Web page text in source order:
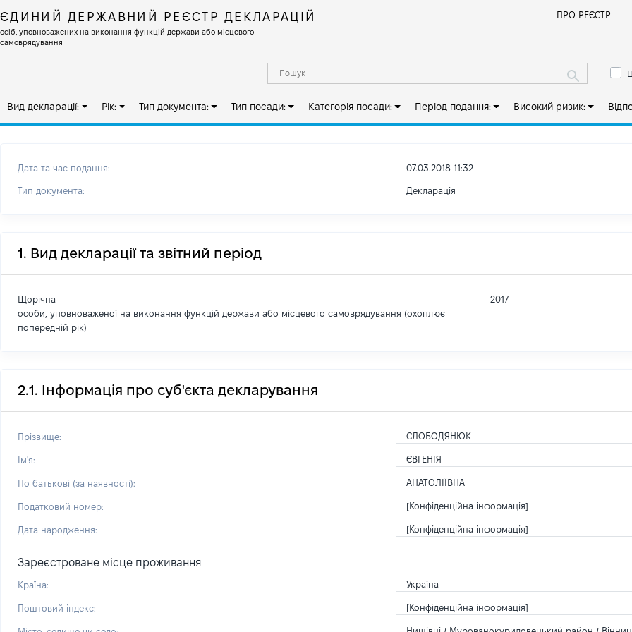
ЄДИНИЙ ДЕРЖАВНИЙ РЕЄСТР ДЕКЛАРАЦІЙ
осіб, уповноважених на виконання функцій держави або місцевого
самоврядування
ПРО РЕЄСТР
Вид декларації: Рік: Тип документа: Тип посади: Категорія посади: Період подання: Високий ризик:
Дата та час подання: 07.03.2018 11:32
Тип документа: Декларація
1. Вид декларації та звітний період
Щорічна
особи, уповноваженої на виконання функцій держави або місцевого самоврядування (охоплює
попередній рік)
2017
2.1. Інформація про суб'єкта декларування
Прізвище: СЛОБОДЯНЮК
Ім'я: ЄВГЕНІЯ
По батькові (за наявності): АНАТОЛІЇВНА
Податковий номер: [Конфіденційна інформація]
Дата народження: [Конфіденційна інформація]
Зареєстроване місце проживання
Країна: Україна
Поштовий індекс: [Конфіденційна інформація]